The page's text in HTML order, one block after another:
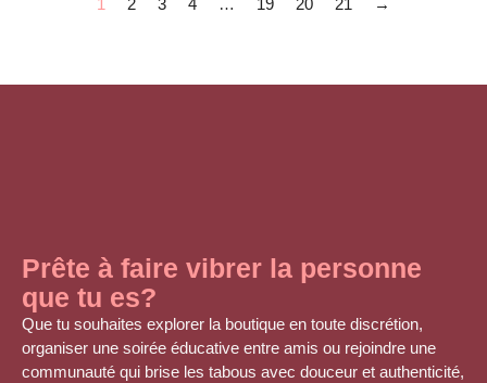
Prête à faire vibrer la personne
que tu es?
Que tu souhaites explorer la boutique en toute discrétion,
organiser une soirée éducative entre amis ou rejoindre une
communauté qui brise les tabous avec douceur et authenticité,